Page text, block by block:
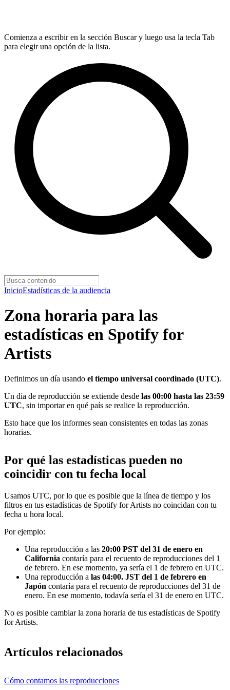
Comienza a escribir en la sección Buscar y luego usa la tecla Tab
para elegir una opción de la lista.
InicioEstadísticas de la audiencia
Zona horaria para las
estadísticas en Spotify for
Artists
Definimos un día usando el tiempo universal coordinado (UTC).
Un día de reproducción se extiende desde las 00:00 hasta las 23:59
UTC, sin importar en qué país se realice la reproducción.
Esto hace que los informes sean consistentes en todas las zonas
horarias.
Por qué las estadísticas pueden no
coincidir con tu fecha local
Usamos UTC, por lo que es posible que la línea de tiempo y los
filtros en tus estadísticas de Spotify for Artists no coincidan con tu
fecha u hora local.
Por ejemplo:
Una reproducción a las 20:00 PST del 31 de enero en
California contaría para el recuento de reproducciones del 1
de febrero. En ese momento, ya sería el 1 de febrero en UTC.
Una reproducción a las 04:00. JST del 1 de febrero en
Japón contaría para el recuento de reproducciones del 31 de
enero. En ese momento, todavía sería el 31 de enero en UTC.
No es posible cambiar la zona horaria de tus estadísticas de Spotify
for Artists.
Artículos relacionados
Cómo contamos las reproducciones